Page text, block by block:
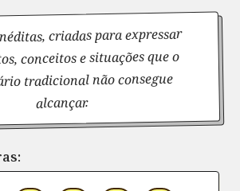
criadas para expressar
conceitos e situações que o
tradicional não consegue
alcançar.